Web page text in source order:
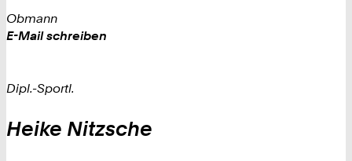
Obmann
Work
E-Mail schreiben
Dipl.-Sportl.
Heike Nitzsche